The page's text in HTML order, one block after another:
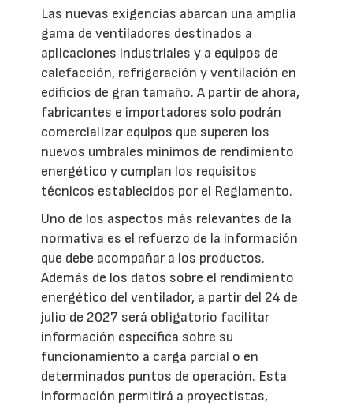
Las nuevas exigencias abarcan una amplia
gama de ventiladores destinados a
aplicaciones industriales y a equipos de
calefacción, refrigeración y ventilación en
edificios de gran tamaño. A partir de ahora,
fabricantes e importadores solo podrán
comercializar equipos que superen los
nuevos umbrales mínimos de rendimiento
energético y cumplan los requisitos
técnicos establecidos por el Reglamento.
Uno de los aspectos más relevantes de la
normativa es el refuerzo de la información
que debe acompañar a los productos.
Además de los datos sobre el rendimiento
energético del ventilador, a partir del 24 de
julio de 2027 será obligatorio facilitar
información específica sobre su
funcionamiento a carga parcial o en
determinados puntos de operación. Esta
información permitirá a proyectistas,